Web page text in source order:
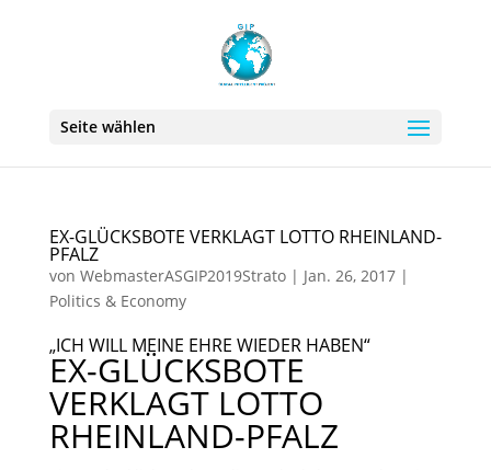
Seite wählen
EX-GLÜCKSBOTE VERKLAGT LOTTO RHEINLAND-
PFALZ
von WebmasterASGIP2019Strato| Jan. 26, 2017|
Politics & Economy
„ICH WILL MEINE EHRE WIEDER HABEN“
EX-GLÜCKSBOTE
VERKLAGT LOTTO
RHEINLAND-PFALZ